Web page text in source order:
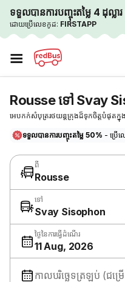
ទទួលបានការបញ្ចុះតម្លៃ 4 ដុល្ល
ដោយប្រើលេខកូដ: FIRSTAPP
☰
Rousse ទៅ Svay
អេបកក់សំបុត្ររថយន្តក្រុងដ៏ទុកចិត្តបំផុតក្នុង
ទទួលបានការបញ្ចុះតម្លៃ 50% - ប្រើ
ពី
Rousse
ទៅ
Svay Sisophon
ថ្ងៃនៃការធ្វើដំណើរ
11 Aug, 2026
កាលបរិច្ឆេទត្រឡប់ (ជម្រ